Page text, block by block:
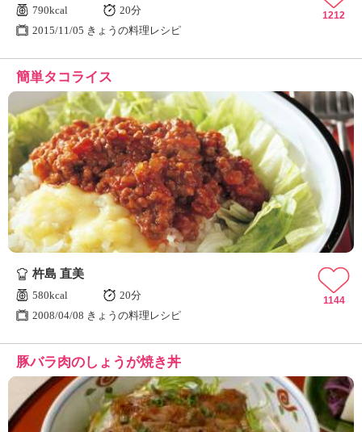
790kcal
20分
2015/11/05 きょうの料理レシピ
1212
簡単タコライス
杵島 直美
580kcal
20分
2008/04/08 きょうの料理レシピ
1144
豚バラ肉のしょうが焼き丼